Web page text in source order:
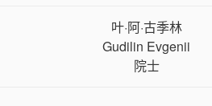
叶·阿·古季林
Gudilin Evgenii
院士